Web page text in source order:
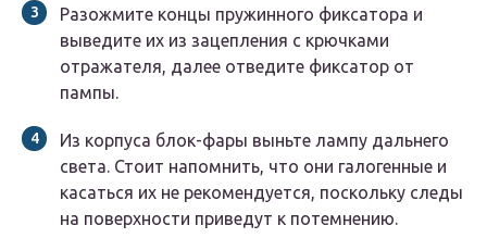
Разожмите концы пружинного фиксатора и
выведите их из зацепления с крючками
отражателя, далее отведите фиксатор от
пампы.
Из корпуса блок-фары выньте лампу дальнего
света. Стоит напомнить, что они галогенные и
касаться их не рекомендуется, поскольку следы
на поверхности приведут к потемнению.